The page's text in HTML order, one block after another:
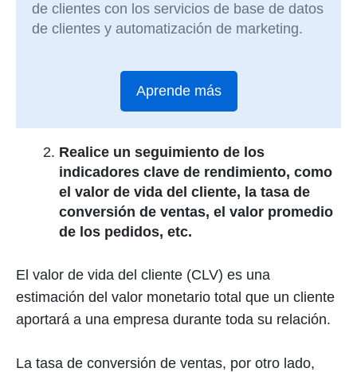
de clientes con los servicios de base de datos
de clientes y automatización de marketing.
Aprende más
Realice un seguimiento de los
indicadores clave de rendimiento, como
el valor de vida del cliente, la tasa de
conversión de ventas, el valor promedio
de los pedidos, etc.
El valor de vida del cliente (CLV) es una
estimación del valor monetario total que un cliente
aportará a una empresa durante toda su relación.
La tasa de conversión de ventas, por otro lado,